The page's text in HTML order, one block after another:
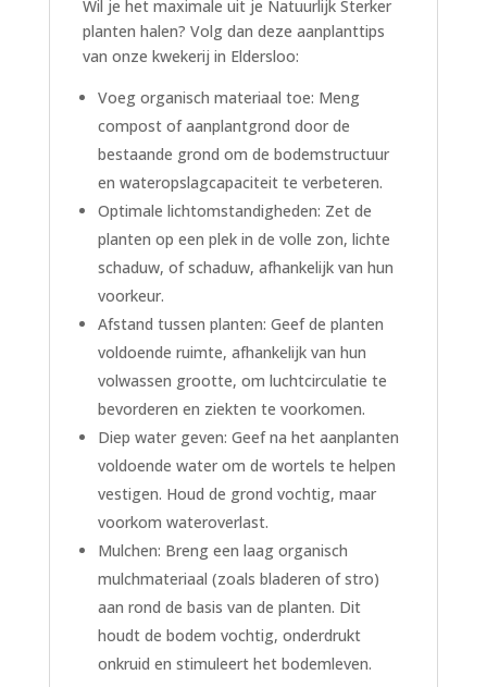
Wil je het maximale uit je Natuurlijk Sterker
planten halen? Volg dan deze aanplanttips
van onze kwekerij in Eldersloo:
Voeg organisch materiaal toe: Meng
compost of aanplantgrond door de
bestaande grond om de bodemstructuur
en wateropslagcapaciteit te verbeteren.
Optimale lichtomstandigheden: Zet de
planten op een plek in de volle zon, lichte
schaduw, of schaduw, afhankelijk van hun
voorkeur.
Afstand tussen planten: Geef de planten
voldoende ruimte, afhankelijk van hun
volwassen grootte, om luchtcirculatie te
bevorderen en ziekten te voorkomen.
Diep water geven: Geef na het aanplanten
voldoende water om de wortels te helpen
vestigen. Houd de grond vochtig, maar
voorkom wateroverlast.
Mulchen: Breng een laag organisch
mulchmateriaal (zoals bladeren of stro)
aan rond de basis van de planten. Dit
houdt de bodem vochtig, onderdrukt
onkruid en stimuleert het bodemleven.